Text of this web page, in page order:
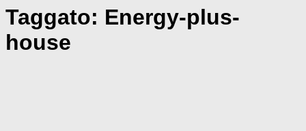
Taggato: Energy-plus-
house